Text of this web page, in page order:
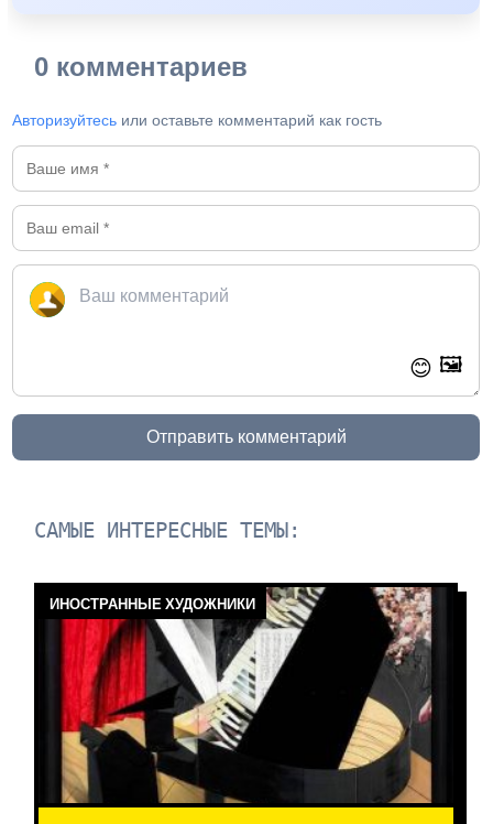
0 комментариев
Авторизуйтесь или оставьте комментарий как гость
😊 🖼️
Отправить комментарий
САМЫЕ ИНТЕРЕСНЫЕ ТЕМЫ:
ИНОСТРАННЫЕ ХУДОЖНИКИ